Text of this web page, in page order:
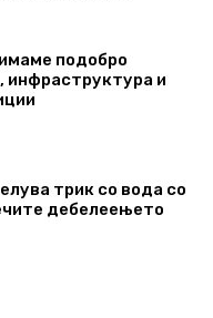
подобро
инфраструктура и
трик со вода со
дебелеењето